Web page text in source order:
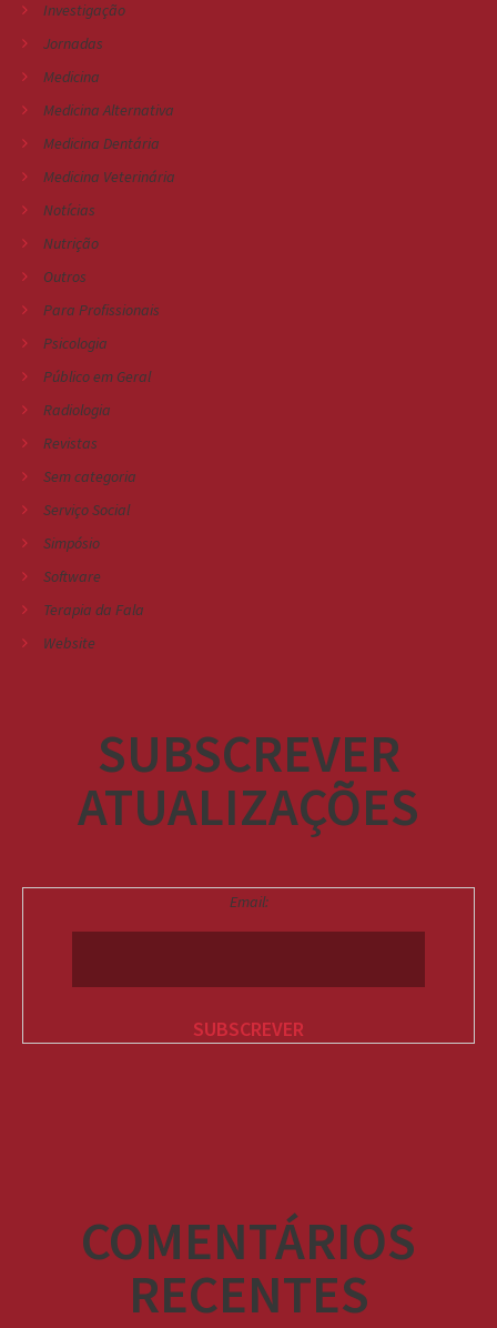
Investigação
Jornadas
Medicina
Medicina Alternativa
Medicina Dentária
Medicina Veterinária
Notícias
Nutrição
Outros
Para Profissionais
Psicologia
Público em Geral
Radiologia
Revistas
Sem categoria
Serviço Social
Simpósio
Software
Terapia da Fala
Website
SUBSCREVER
ATUALIZAÇÕES
Email:
COMENTÁRIOS
RECENTES